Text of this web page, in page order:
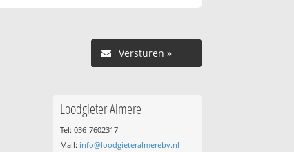
Versturen »
Loodgieter Almere
Tel: 036-7602317
Mail: info@loodgieteralmerebv.nl